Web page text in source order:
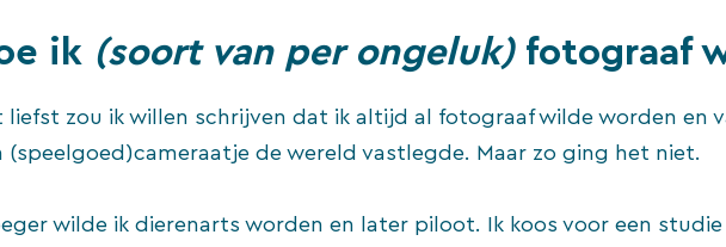
ik (soort van per ongeluk) fotograaf
liefst zou ik willen schrijven dat ik altijd al fotograaf wilde worden en
(speelgoed)cameraatje de wereld vastlegde. Maar zo ging het niet.
wilde ik dierenarts worden en later piloot. Ik koos voor een studie